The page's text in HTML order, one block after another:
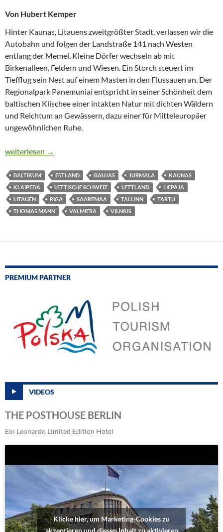
Von Hubert Kemper
Hinter Kaunas, Litauens zweitgrößter Stadt, verlassen wir die
Autobahn und folgen der Landstraße 141 nach Westen
entlang der Memel. Kleine Dörfer wechseln ab mit
Birkenalleen, Feldern und Wiesen. Ein Storch steuert im
Tiefflug sein Nest auf einem Masten in den Flussauen an. Der
Regionalpark Panemuniai entspricht in seiner Schönheit dem
baltischen Klischee einer intakten Natur mit dichten Wäldern
und Reichtum an Gewässern, dazu einer für Mitteleuropäer
ungewöhnlichen Ruhe.
DIE ANGST VOR DEM KRIEG REIST MIT
weiterlesen →
BALTIKUM ESTLAND GAUJAS JURMALA
KAUNAS
KLAIPEDA
LETTISCHE SCHWEIZ LETTLAND
LIEPAJA
LITAUEN
RIGA SAAREMAA TALLINN
TARTU
THOMAS MANN
VALMIERA VILNIUS
PREMIUM PARTNER
VIDEOS
THE POSTHOUSE BERLIN
Ein Leonardo Limited Edition Hotel
Klicke hier, um Marketing-Cookies zu